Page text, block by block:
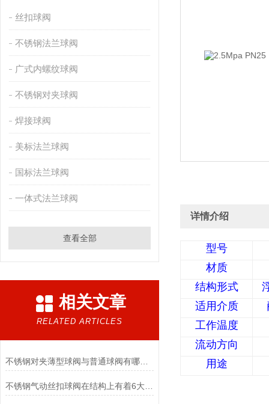
丝扣球阀
不锈钢法兰球阀
广式内螺纹球阀
不锈钢对夹球阀
焊接球阀
美标法兰球阀
国标法兰球阀
一体式法兰球阀
查看全部
相关文章
RELATED ARTICLES
不锈钢对夹薄型球阀与普通球阀有哪些不同之处？
详情介绍
型号
材质
结构形式
适用介质
工作温度
流动方向
用途